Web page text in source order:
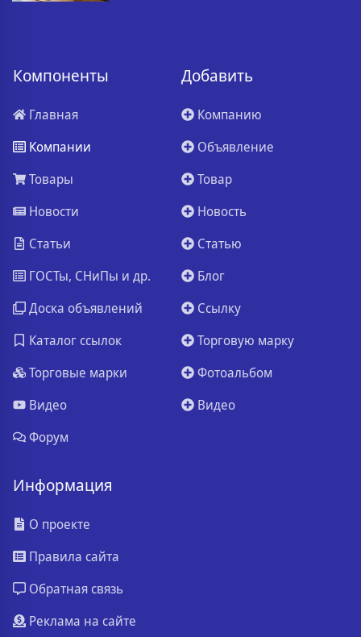
Компоненты
Главная
Компании
Товары
Новости
Статьи
ГОСТы, СНиПы и др.
Доска объявлений
Каталог ссылок
Торговые марки
Видео
Форум
Добавить
Компанию
Объявление
Товар
Новость
Статью
Блог
Ссылку
Торговую марку
Фотоальбом
Видео
Информация
О проекте
Правила сайта
Обратная связь
Реклама на сайте